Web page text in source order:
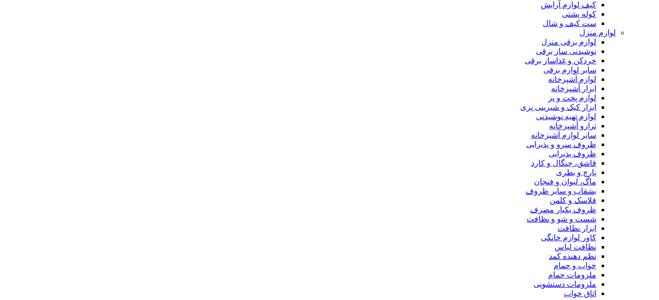
کیف لوازم آرایش
کوله پشتی
ست کیف و شال
لوازم منزل
لوازم برقی منزل
نوشیدنی ساز برقی
خردکن و غذاساز برقی
سایر لوازم برقی
لوازم آشپزخانه
ابزار آشپزخانه
لوازم پخت و پز
ابزار کیک و شیرینی پزی
لوازم تهیه نوشیدنی
ترازو آشپزخانه
سایر لوازم آشپزخانه
ظروف سرو و پذیرایی
ظروف پذیرایی
قاشق، چنگال و کارد
پارچ و بطری
ماگ، لیوان و فنجان
بشقاب و سایر ظروف
فلاسک و کلمن
ظروف یکبار مصرف
شست و شو و نظافت
ابزار نظافت
کاور لوازم خانگی
نظافت لباس
نظم دهنده کمد
خواب و حمام
ملزومات حمام
ملزومات دستشویی
اتاق خواب